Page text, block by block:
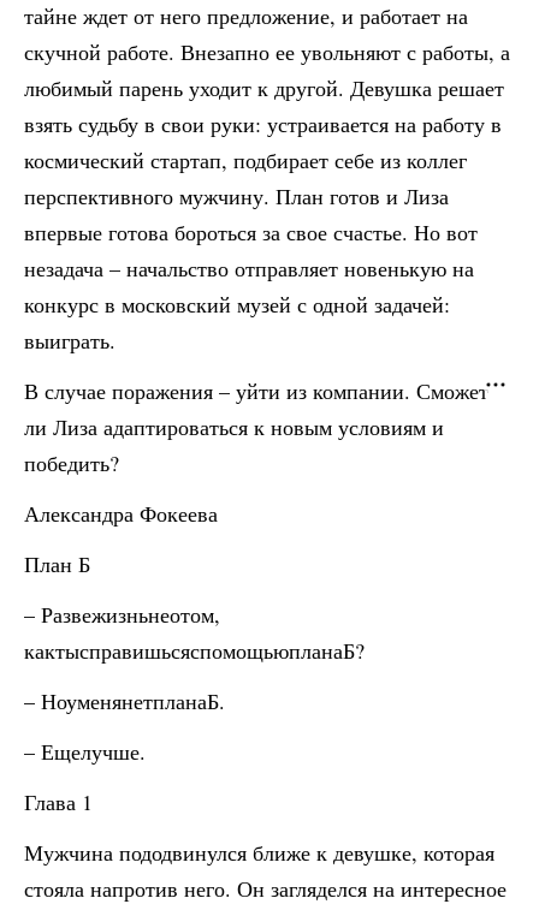
тайне ждет от него предложение, и работает на
скучной работе. Внезапно ее увольняют с работы, а
любимый парень уходит к другой. Девушка решает
взять судьбу в свои руки: устраивается на работу в
космический стартап, подбирает себе из коллег
перспективного мужчину. План готов и Лиза
впервые готова бороться за свое счастье. Но вот
незадача – начальство отправляет новенькую на
конкурс в московский музей с одной задачей:
выиграть.
В случае поражения – уйти из компании. Сможет
ли Лиза адаптироваться к новым условиям и
победить?
Александра Фокеева
План Б
– Развежизньнеотом,
кактысправишьсяспомощьюпланаБ?
– НоуменянетпланаБ.
– Ещелучше.
Глава 1
Мужчина пододвинулся ближе к девушке, которая
стояла напротив него. Он загляделся на интересное